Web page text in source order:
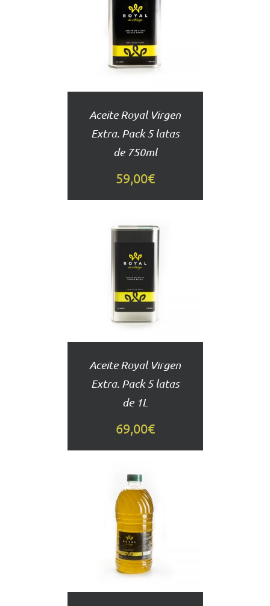
AL
CARRITO
DETALLES
Aceite Royal Virgen
Extra. Pack 5 latas
de 750ml
59,00€
AÑADIR
AL
CARRITO
DETALLES
Aceite Royal Virgen
Extra. Pack 5 latas
de 1L
69,00€
AÑADIR
AL
CARRITO
DETALLES